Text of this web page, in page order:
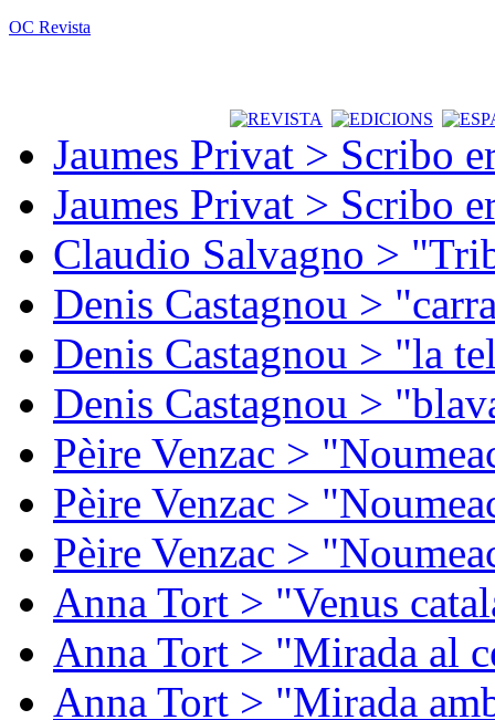
OC Revista
Jaumes Privat > Scribo
Jaumes Privat > Scribo
Claudio Salvagno >
Denis Castagnou >
Denis Castagnou > "la
Denis Castagnou >
Pèire Venzac >
Pèire Venzac >
Pèire Venzac >
Anna Tort > "Venus
Anna Tort > "Mirada al
Anna Tort > "Mirada